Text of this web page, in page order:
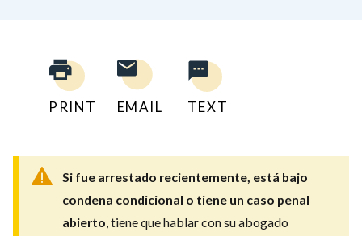
PRINT EMAIL TEXT
Si fue arrestado recientemente, está bajo
condena condicional o tiene un caso penal
abierto, tiene que hablar con su abogado